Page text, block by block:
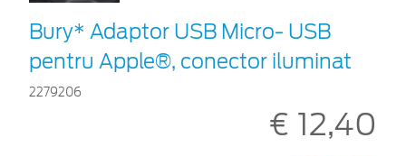
Bury* Adaptor USB Micro- USB
pentru Apple®, conector iluminat
2279206
€ 12,40